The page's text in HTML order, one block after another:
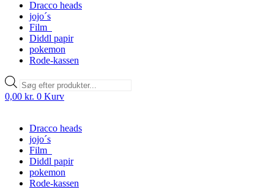
Dracco heads
jojo´s
Film
Diddl papir
pokemon
Rode-kassen
Products
search
0,00 kr. 0 Kurv
Dracco heads
jojo´s
Film
Diddl papir
pokemon
Rode-kassen